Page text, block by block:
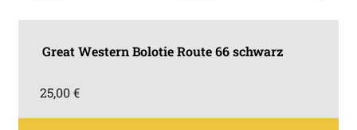
Great Western Bolotie Route 66 schwarz
25,00€